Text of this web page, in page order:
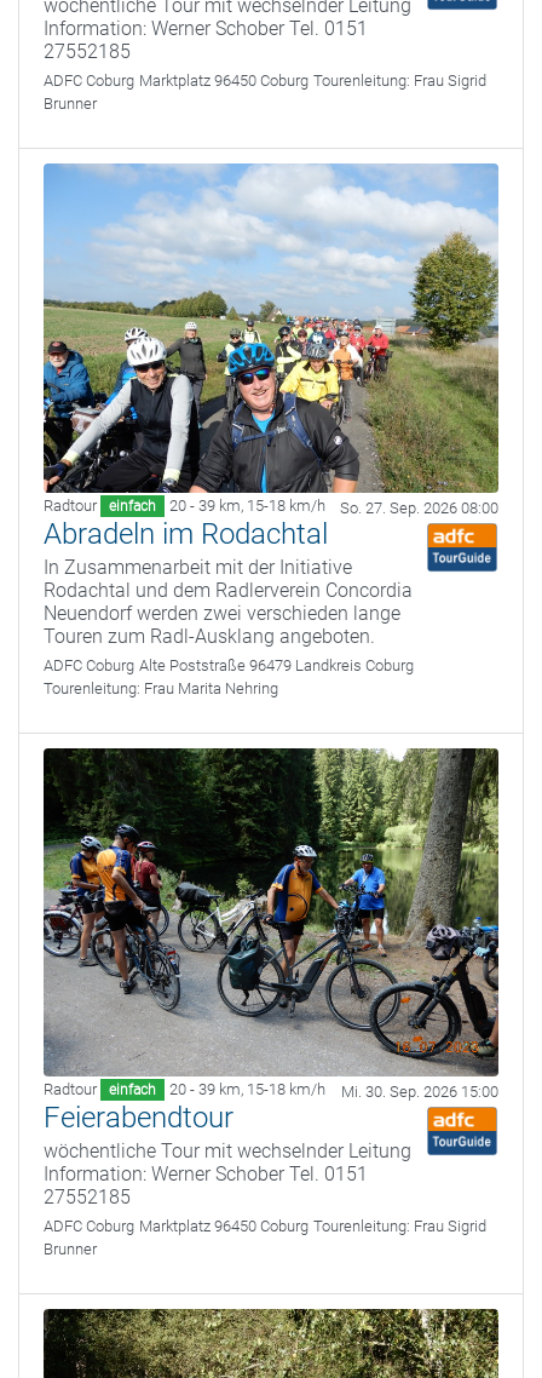
wöchentliche Tour mit wechselnder Leitung
Information: Werner Schober Tel. 0151
27552185
ADFC Coburg Marktplatz 96450 Coburg Tourenleitung: Frau Sigrid
Brunner
Radtour einfach 20 - 39 km, 15-18 km/h So. 27. Sep. 2026 08:00
Abradeln im Rodachtal
In Zusammenarbeit mit der Initiative
Rodachtal und dem Radlerverein Concordia
Neuendorf werden zwei verschieden lange
Touren zum Radl-Ausklang angeboten.
ADFC Coburg Alte Poststraße 96479 Landkreis Coburg
Tourenleitung: Frau Marita Nehring
Radtour einfach 20 - 39 km, 15-18 km/h Mi. 30. Sep. 2026 15:00
Feierabendtour
wöchentliche Tour mit wechselnder Leitung
Information: Werner Schober Tel. 0151
27552185
ADFC Coburg Marktplatz 96450 Coburg Tourenleitung: Frau Sigrid
Brunner